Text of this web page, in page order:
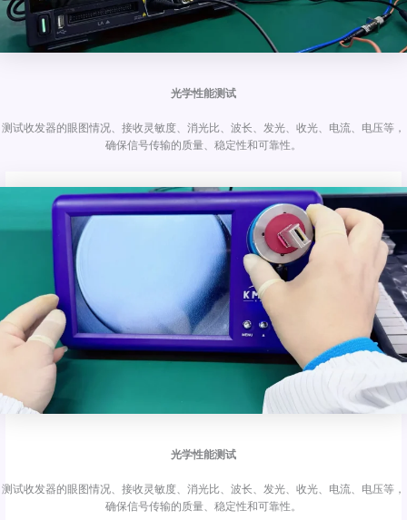
光学性能测试
测试收发器的眼图情况、接收灵敏度、消光比、波长、发光、收光、电流、电压等，
确保信号传输的质量、稳定性和可靠性。
光学性能测试
测试收发器的眼图情况、接收灵敏度、消光比、波长、发光、收光、电流、电压等，
确保信号传输的质量、稳定性和可靠性。